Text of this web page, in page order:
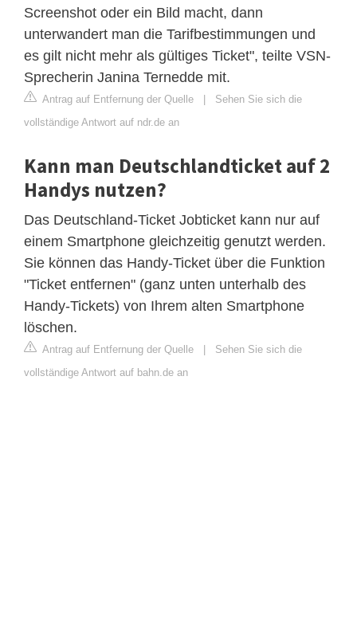
Screenshot oder ein Bild macht, dann
unterwandert man die Tarifbestimmungen und
es gilt nicht mehr als gültiges Ticket", teilte VSN-
Sprecherin Janina Ternedde mit.
Antrag auf Entfernung der Quelle | Sehen Sie sich die
vollständige Antwort auf ndr.de an
Kann man Deutschlandticket auf 2
Handys nutzen?
Das Deutschland-Ticket Jobticket kann nur auf
einem Smartphone gleichzeitig genutzt werden.
Sie können das Handy-Ticket über die Funktion
"Ticket entfernen" (ganz unten unterhalb des
Handy-Tickets) von Ihrem alten Smartphone
löschen.
Antrag auf Entfernung der Quelle | Sehen Sie sich die
vollständige Antwort auf bahn.de an